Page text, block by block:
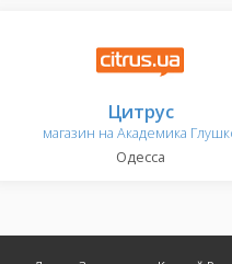
Цитрус
магазин на Академика
Одесса